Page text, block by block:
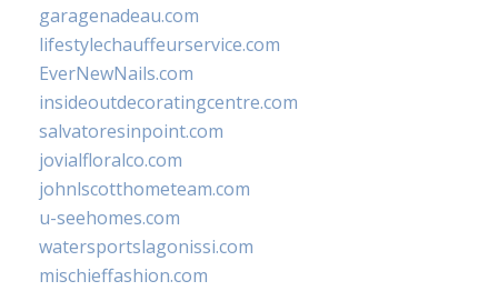
garagenadeau.com
lifestylechauffeurservice.com
EverNewNails.com
insideoutdecoratingcentre.com
salvatoresinpoint.com
jovialfloralco.com
johnlscotthometeam.com
u-seehomes.com
watersportslagonissi.com
mischieffashion.com